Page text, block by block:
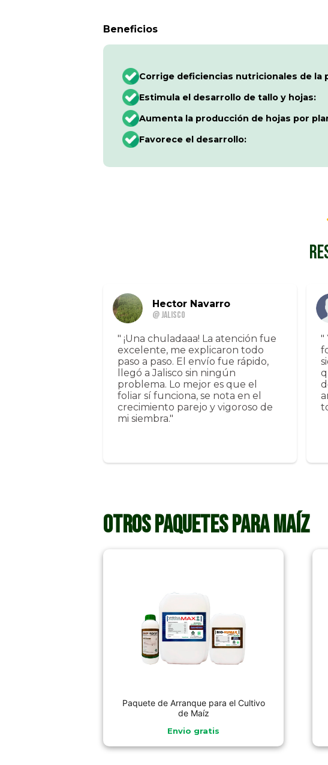
Beneficios
Corrige deficiencias nutricionales de la
Estimula el desarrollo de tallo y hojas:
Aumenta la producción de hojas por
Favorece el desarrollo:
Hector Navarro
@ Jalisco
" ¡Una chuladaaa! La atención fue
excelente, me explicaron todo
paso a paso. El envío fue rápido,
llegó a Jalisco sin ningún
problema. Lo mejor es que el
foliar sí funciona, se nota en el
crecimiento parejo y vigoroso de
mi siembra."
"
Otros paquetes para Maíz
Paquete de Arranque para el Cultivo
de Maíz
Envio gratis